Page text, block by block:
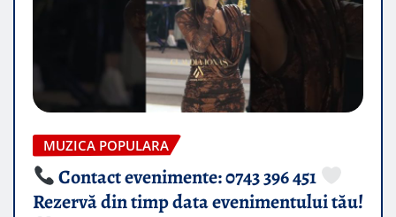
MUZICA POPULARA
Contact evenimente: 0743 396 451
Rezervă din timp data evenimentului tău!